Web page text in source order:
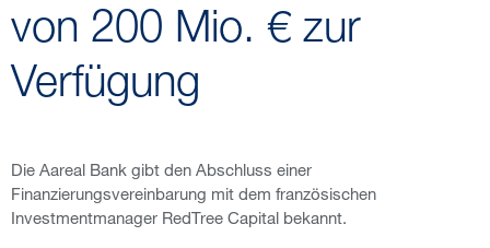
von 200 Mio. € zur
Verfügung
Die Aareal Bank gibt den Abschluss einer
Finanzierungsvereinbarung mit dem französischen
Investmentmanager RedTree Capital bekannt.